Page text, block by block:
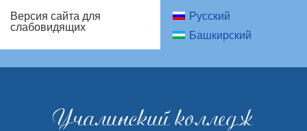
Версия сайта для
слабовидящих
Русский
Башкирский
Учалинский колледж